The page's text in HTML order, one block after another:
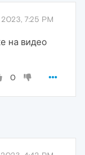
2023, 7:25 PM
на видео
0